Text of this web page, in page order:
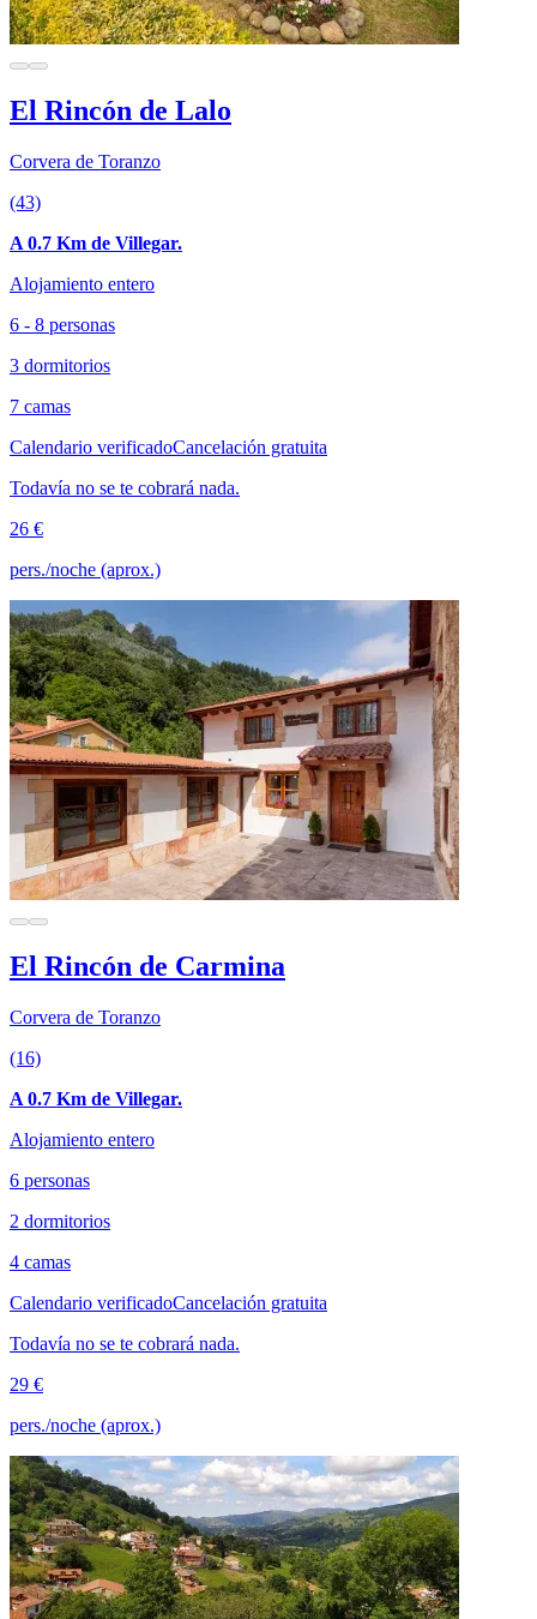
El Rincón de Lalo
Corvera de Toranzo
(43)
A 0.7 Km de Villegar.
Alojamiento entero
6 - 8 personas
3 dormitorios
7 camas
Calendario verificadoCancelación gratuita
Todavía no se te cobrará nada.
26 €
pers./noche (aprox.)
El Rincón de Carmina
Corvera de Toranzo
(16)
A 0.7 Km de Villegar.
Alojamiento entero
6 personas
2 dormitorios
4 camas
Calendario verificadoCancelación gratuita
Todavía no se te cobrará nada.
29 €
pers./noche (aprox.)